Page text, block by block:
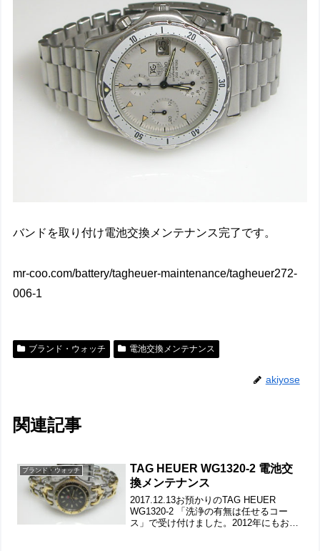
バンドを取り付け電池交換メンテナンス完了です。
mr-coo.com/battery/tagheuer-maintenance/tagheuer272-
006-1
ブランド・ウォッチ 電池交換メンテナンス
akiyose
関連記事
ブランド・ウォッチ
TAG HEUER WG1320-2 電池交
換メンテナンス
2017.12.13お預かりのTAG HEUER
WG1320-2 「洗浄の有無は任せるコー
ス」で受け付けました。2012年にもお預